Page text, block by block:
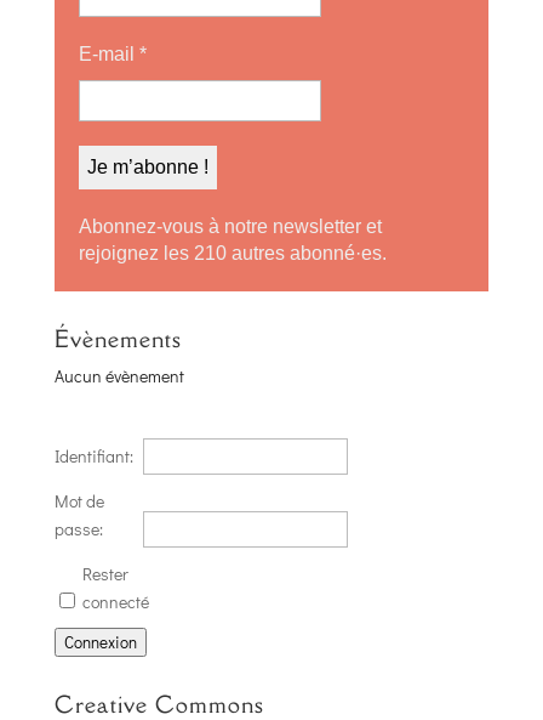
E-mail *
Abonnez-vous à notre newsletter et
rejoignez les 210 autres abonné·es.
Évènements
Aucun évènement
Identifiant:
Mot de
passe:
Rester
connecté
Connexion
Creative Commons